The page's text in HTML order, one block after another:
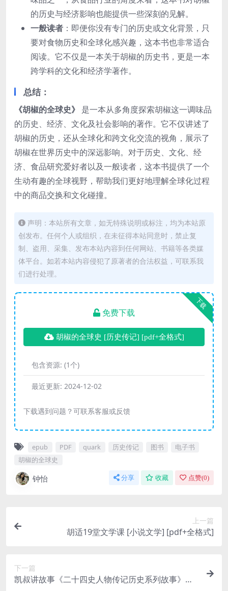
的历史与经济影响也能提供一些深刻的见解。
一般读者 ：即便你没有专门的历史或文化背景，只
要对食物历史和全球化感兴趣，这本书也非常适合
阅读。它不仅是一本关于胡椒的历史书，更是一本
跨学科的文化和经济学著作。
总结：
《胡椒的全球史》 是一本从多角度探索胡椒这一调味品
的历史、经济、文化及社会影响的著作。它不仅讲述了
胡椒的历史，还从全球化和跨文化交流的视角，展示了
胡椒在世界历史中的深远影响。对于历史、文化、经
济、食品研究爱好者以及一般读者，这本书提供了一个
生动有趣的全球视野，帮助我们更好地理解全球化过程
中的商品交换和文化碰撞。
声明：本站所有文章，如无特殊说明或标注，均为本站原
创发布。任何个人或组织，在未征得本站同意时，禁止复
制、盗用、采集、发布本站内容到任何网站、书籍等各类媒
体平台。如若本站内容侵犯了原著者的合法权益，可联系我
们进行处理。
下载
免费下载
胡椒的全球史 [ 历史传记] [pdf+全格式]
包含资源: (1个)
最近更新: 2024-12-02
下载遇到问题？可联系客服或反馈
epub PDF quark 历史传记 图书
电子书
胡椒的全球史
钟怡 分享 收藏 点赞(0)
上一篇
胡适19堂文学课 [ 小说文学] [pdf+全格式]
下一篇
凯叔讲故事《二十四史人物传记历史系列故事》网